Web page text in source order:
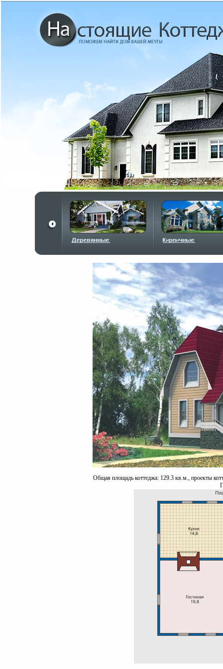
Общая площадь коттеджа: 129.3 кв.м., проекты